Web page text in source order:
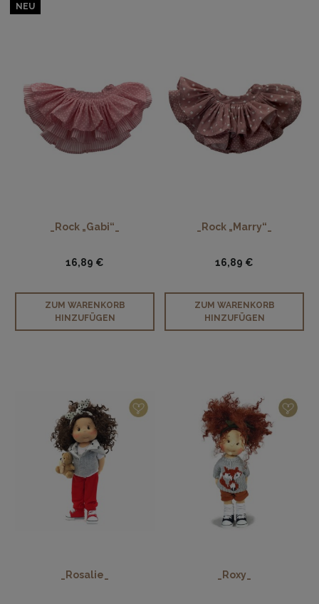
_Rock „Gabi“_
16,89 €
ZUM WARENKORB
HINZUFÜGEN
NEU
_Rock „Marry“_
16,89 €
ZUM WARENKORB
HINZUFÜGEN
_Rosalie_ _Roxy_